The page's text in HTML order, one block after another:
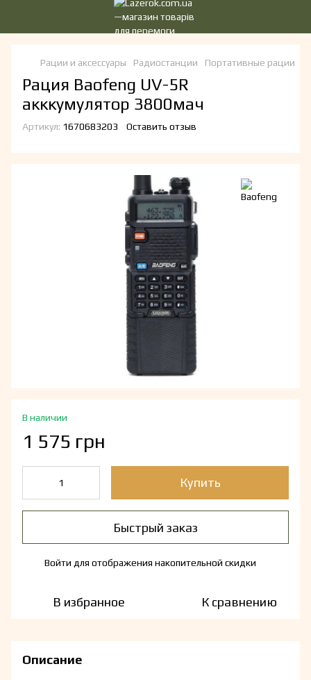
Рации и аксессуары Радиостанции Портативные рации
Рация Baofeng UV-5R
акккумулятор 3800мач
Артикул: 1670683203 Оставить отзыв
В наличии
1 575 грн
Купить
Быстрый заказ
Войти для отображения накопительной скидки
В избранное К сравнению
Описание